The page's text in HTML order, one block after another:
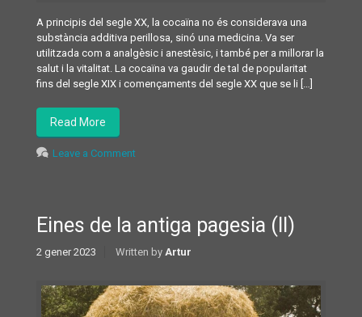
A principis del segle XX, la cocaïna no és considerava una
substància additiva perillosa, sinó una medicina. Va ser
utilitzada com a analgèsic i anestèsic, i també per a millorar la
salut i la vitalitat. La cocaïna va gaudir de tal de popularitat
fins del segle XIX i començaments del segle XX que se li […]
Read More
Leave a Comment
Eines de la antiga pagesia (II)
2 gener 2023 Written by Artur